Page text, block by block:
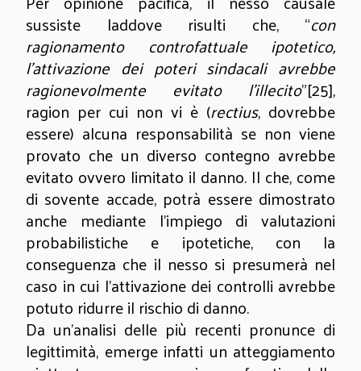
sussiste laddove risulti che, “con
ragionamento controfattuale ipotetico,
l’attivazione dei poteri sindacali avrebbe
ragionevolmente evitato l’illecito”[25],
ragion per cui non vi è (rectius, dovrebbe
essere) alcuna responsabilità se non viene
provato che un diverso contegno avrebbe
evitato ovvero limitato il danno. Il che, come
di sovente accade, potrà essere dimostrato
anche mediante l’impiego di valutazioni
probabilistiche e ipotetiche, con la
conseguenza che il nesso si presumerà nel
caso in cui l’attivazione dei controlli avrebbe
potuto ridurre il rischio di danno.
Da un’analisi delle più recenti pronunce di
legittimità, emerge infatti un atteggiamento